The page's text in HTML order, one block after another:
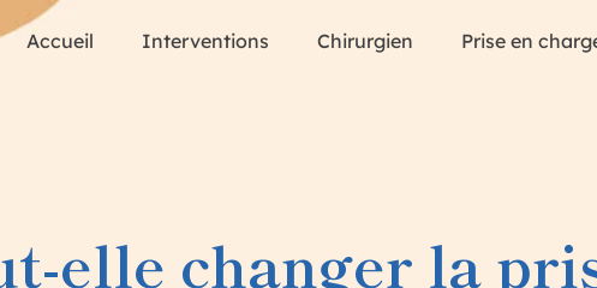
Accueil Interventions Chirurgien Prise en
elle changer la